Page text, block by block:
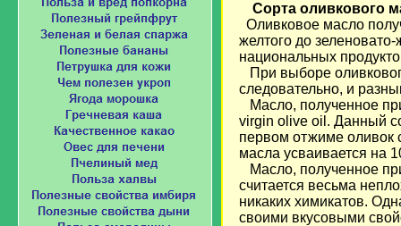
Сорта оливкового
Оливковое масло
желтого до
национальных
При выборе
следовательно, и
Масло, полученное
virgin olive oil. Данный
первом отжиме оливок
масла усваивается на
Масло, полученное
считается весьма
никаких химикатов.
своими вкусовыми